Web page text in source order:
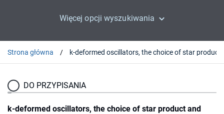
Więcej opcji wyszukiwania
Strona główna
DO PRZYPISANIA
k-deformed oscillators, the choice of star product and